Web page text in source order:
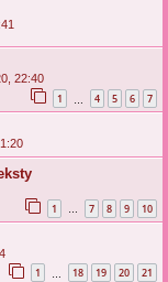
22:40
1 4 5 6 7
1 … 7 8 9 10
1 18 19 20 21